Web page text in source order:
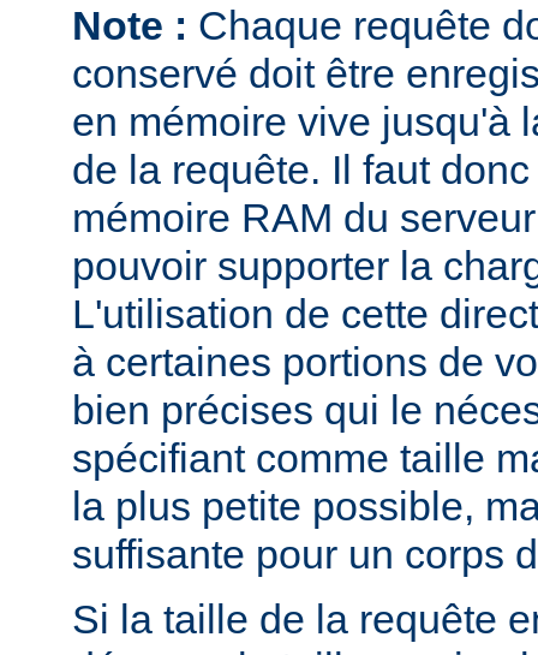
Note : Chaque requête
conservé doit être
en mémoire vive jusqu'à
de la requête. Il faut
mémoire RAM du
pouvoir supporter la
L'utilisation de cette
à certaines portions de
bien précises qui le
spécifiant comme taille
la plus petite possible,
suffisante pour un corps
Si la taille de la requête